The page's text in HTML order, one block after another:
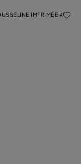
IMPRIMÉE À